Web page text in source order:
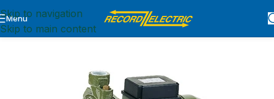
Skip to navigation
Skip to main content
Menu
Inicio BOMBAS MOTOBOMBAS CENTRIFUGAS